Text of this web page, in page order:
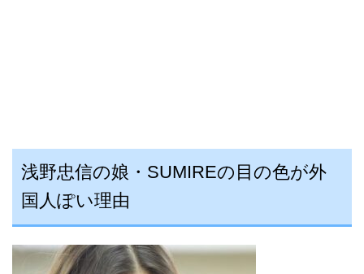
浅野忠信の娘・SUMIREの目の色が外
国人ぽい理由